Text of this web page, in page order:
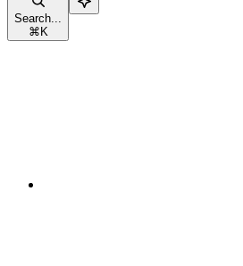
Search...
⌘ K